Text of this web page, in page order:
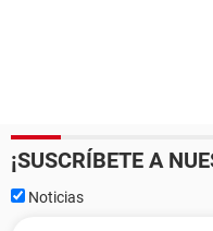
¡SUSCRÍBETE A
Noticias